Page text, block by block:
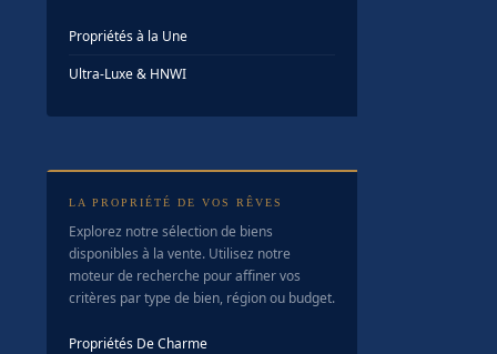
Propriétés à la Une
Ultra-Luxe & HNWI
LA PROPRIÉTÉ DE VOS RÊVES
Explorez notre sélection de biens
disponibles à la vente. Utilisez notre
moteur de recherche pour affiner vos
critères par type de bien, région ou budget.
Propriétés De Charme